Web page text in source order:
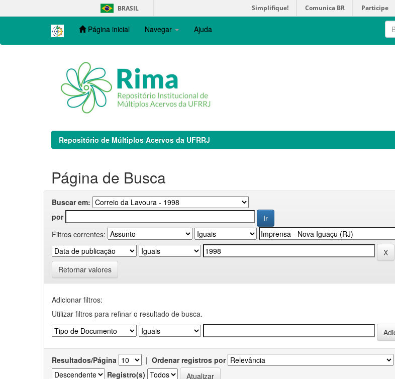
navigation
BRASIL Simplifique! Comunica BR Participe
Página inicial Navegar Ajuda
Repositório de Múltiplos Acervos da UFRRJ
Página de Busca
Buscar em:
por
Filtros correntes:
Retornar valores
Adicionar filtros:
Utilizar filtros para refinar o resultado de busca.
Resultados/Página | Ordenar registros por
Registro(s)